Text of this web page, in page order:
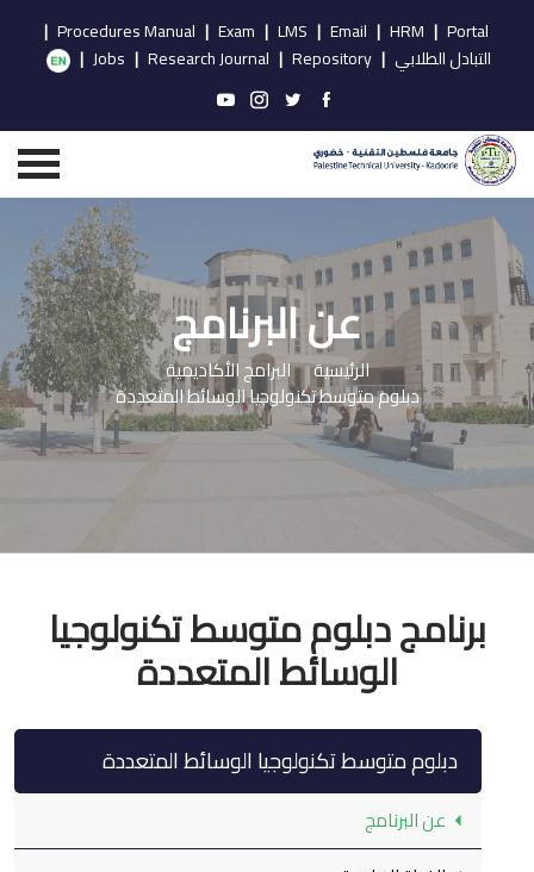
Portal
|
HRM
|
Email
|
LMS
|
Exam
|
Procedures Manual
|
التبادل الطلابي |
Repository
|
Research Journal
|
Jobs
|
عن البرنامج
الرئيسية البرامج الأكاديمية
دبلوم متوسط تكنولوجيا الوسائط المتعددة
برنامج دبلوم متوسط تكنولوجيا
الوسائط المتعددة
دبلوم متوسط تكنولوجيا الوسائط المتعددة
عن البرنامج